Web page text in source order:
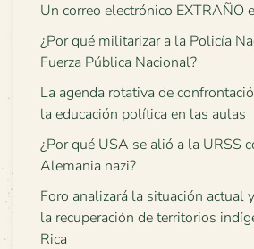
Un correo electrónico EXTRAÑO
¿Por qué militarizar a la Policía
Fuerza Pública Nacional?
La agenda rotativa de
la educación política en las aulas
¿Por qué USA se alió a la URSS
Alemania nazi?
Foro analizará la situación actual
la recuperación de territorios
Rica